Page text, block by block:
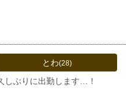
とわ(28)
しぶりに出勤します…！